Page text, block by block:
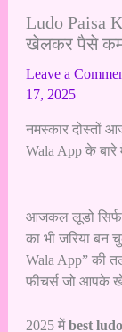
Ludo Paisa
खेलकर पैसे
Leave a
17, 2025
नमस्कार दोस्तों
Wala App के
आजकल लूडो सिर्फ
का भी जरिया बन
Wala App” की
फीचर्स जो आपके
2025 मेंbest